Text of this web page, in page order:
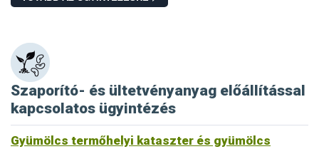
Szaporító- és ültetvényanyag előállítással
kapcsolatos ügyintézés
Gyümölcs termőhelyi kataszter és gyümölcs